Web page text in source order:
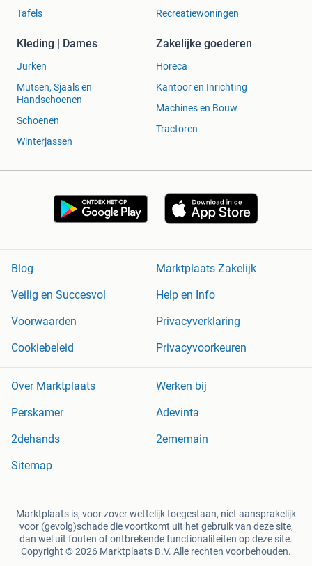
Tafels
Recreatiewoningen
Kleding | Dames
Jurken
Mutsen, Sjaals en
Handschoenen
Schoenen
Winterjassen
Zakelijke goederen
Horeca
Kantoor en Inrichting
Machines en Bouw
Tractoren
Blog
Marktplaats Zakelijk
Veilig en Succesvol
Help en Info
Voorwaarden
Privacyverklaring
Cookiebeleid
Privacyvoorkeuren
Over Marktplaats
Werken bij
Perskamer
Adevinta
2dehands
2ememain
Sitemap
Marktplaats is, voor zover wettelijk toegestaan, niet aansprakelijk
voor (gevolg)schade die voortkomt uit het gebruik van deze site,
dan wel uit fouten of ontbrekende functionaliteiten op deze site.
Copyright © 2026 Marktplaats B.V. Alle rechten voorbehouden.